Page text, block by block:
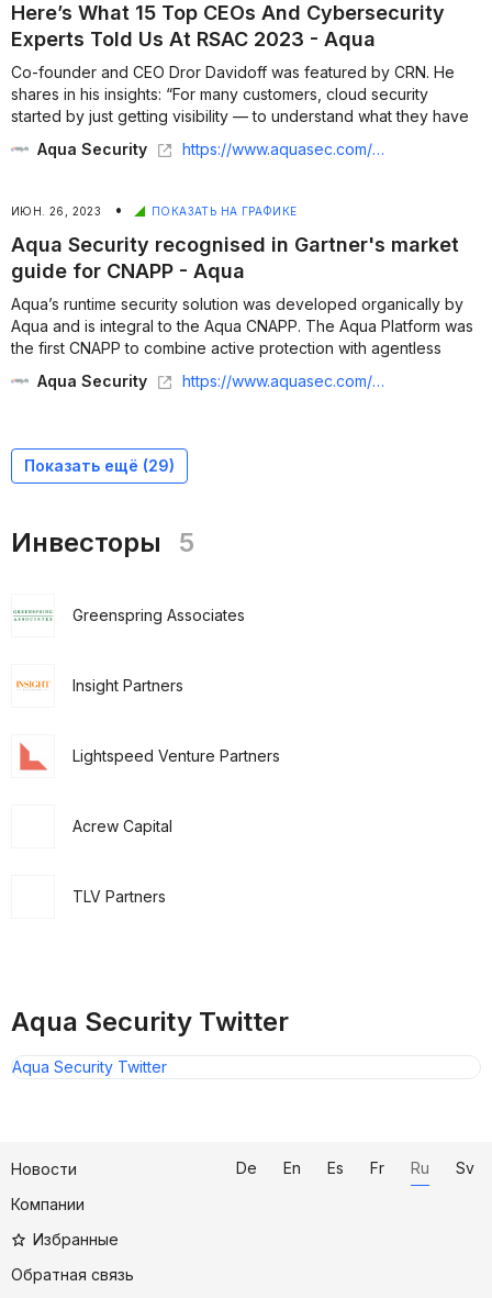
Here’s What 15 Top CEOs And Cybersecurity
Experts Told Us At RSAC 2023 - Aqua
Co-founder and CEO Dror Davidoff was featured by CRN. He
shares in his insights: “For many customers, cloud security
started by just getting visibility — to understand what they have
in the cloud. I think there is a realization that it’s a good first
step...
Aqua Security https://www.aquasec.com/news/heres-what-15-top-ceos-and-cybersecurity-experts-told-us-at-rsac-2023/
ИЮН. 26, 2023 • ПОКАЗАТЬ НА ГРАФИКЕ
Aqua Security recognised in Gartner's market
guide for CNAPP - Aqua
Aqua’s runtime security solution was developed organically by
Aqua and is integral to the Aqua CNAPP. The Aqua Platform was
the first CNAPP to combine active protection with agentless
workload visibility....
Aqua Security https://www.aquasec.com/news/aqua-security-recognised-in-gartners-market-guide-for-cnapp/
Показать ещё (29)
Инвесторы 5
Greenspring Associates
Insight Partners
Lightspeed Venture Partners
Acrew Capital
TLV Partners
Aqua Security Twitter
Aqua Security Twitter
Новости
Компании
Избранные
Обратная связь
De En Es Fr Ru Sv